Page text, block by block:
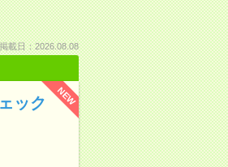
載日：2026.08.08
NEW
ック